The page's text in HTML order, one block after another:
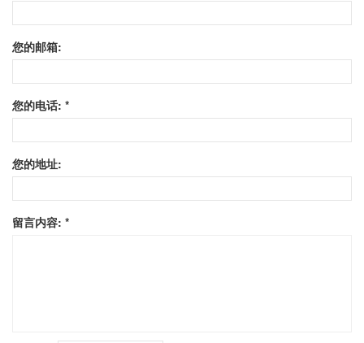
您的邮箱:
您的电话: *
您的地址:
留言内容: *